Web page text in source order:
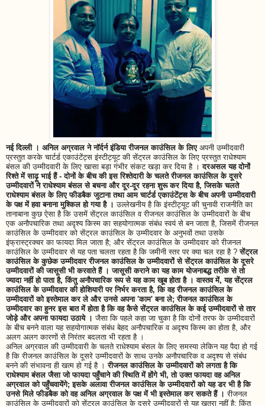
नई दिल्ली । अनिल अग्रवाल ने नॉर्दर्न इंडिया रीजनल काउंसिल के लिए अपनी उम्मीदवारी
प्रस्तुत करके चार्टर्ड एकाउंटेंट्स इंस्टीट्यूट की सेंट्रल काउंसिल के लिए प्रस्तुत राधेश्याम
बंसल की उम्मीदवारी के लिए खासा बड़ा गंभीर संकट खड़ा कर दिया है ।दरअसल यह दोनों
रिश्ते में साढ़ू भाई हैं - दोनों के बीच की इस रिश्तेदारी के चलते रीजनल काउंसिल के दूसरे
उम्मीदवारों ने राधेश्याम बंसल से बचना और दूर-दूर रहना शुरू कर दिया है, जिसके चलते
राधेश्याम बंसल के लिए फीडबैक जुटाना तथा आम चार्टर्ड एकाउंटेंट्स के बीच अपनी उम्मीदवारी
के पक्ष में हवा बनाना मुश्किल हो गया है । उल्लेखनीय है कि इंस्टीट्यूट की चुनावी राजनीति का
तानाबाना कुछ ऐसा है कि उसमें सेंट्रल काउंसिल व रीजनल काउंसिल के उम्मीदवारों के बीच
एक अनौपचारिक तथा अदृश्य किस्म का सहयोगात्मक संबंध स्वयं से बन जाता है, जिसमें रीजनल
काउंसिल के उम्मीदवार को सेंट्रल काउंसिल के उम्मीदवार के अनुभवों तथा उसके
इंफ्रास्ट्रक्चर का फायदा मिल जाता है; और सेंट्रल काउंसिल के उम्मीदवार को रीजनल
काउंसिल के उम्मीदवार से यह पता चलता रहता है कि जमीनी स्तर पर क्या चल रहा है ?सेंट्रल
काउंसिल के कुछेक उम्मीदवार रीजनल काउंसिल के उम्मीदवारों से सेंट्रल काउंसिल के दूसरे
उम्मीदवारों की जासूसी भी करवाते हैं । जासूसी कराने का यह काम योजनाबद्ध तरीके से तो
ज्यादा नहीं हो पाता है, किंतु अनौपचारिक रूप से यह काम खूब होता है । वास्तव में, यह सेंट्रल
काउंसिल के उम्मीदवार की होशियारी पर निर्भर करता है, कि वह रीजनल काउंसिल के
उम्मीदवारों को इस्तेमाल कर ले और उनसे अपना 'काम' बना ले; रीजनल काउंसिल के
उम्मीदवार का हुनर इस बात में होता है कि वह कैसे सेंट्रल काउंसिल के कई उम्मीदवारों से तार
जोड़े और अपना फायदा उठाये । जैसा कि पहले कहा जा चुका है कि दोनों तरफ के उम्मीदवारों
के बीच बनने वाला यह सहयोगात्मक संबंध बेहद अनौपचारिक व अदृश्य किस्म का होता है, और
अलग अलग कारणों से निरंतर बदलता भी रहता है ।
अनिल अग्रवाल की उम्मीदवारी के चलते राधेश्याम बंसल के लिए समस्या लेकिन यह पैदा हो गई
है कि रीजनल काउंसिल के दूसरे उम्मीदवारों के साथ उनके अनौपचारिक व अदृश्य से संबंध
बनने की संभावना ही खत्म हो गई है ।रीजनल काउंसिल के उम्मीदवारों को लगता है कि
राधेश्याम बंसल जैसा जो फायदा पहुँचाने की स्थिति में होंगे भी, तो उक्त फायदा वह अनिल
अग्रवाल को पहुँचवायेंगे; इसके अलावा रीजनल काउंसिल के उम्मीदवारों को यह डर भी है कि
उनसे मिले फीडबैक को वह अनिल अग्रवाल के पक्ष में भी इस्तेमाल कर सकते हैं । रीजनल
काउंसिल के उम्मीदवारों को सेंट्रल काउंसिल के दूसरे उम्मीदवारों से यह खतरा नहीं है; किंतु